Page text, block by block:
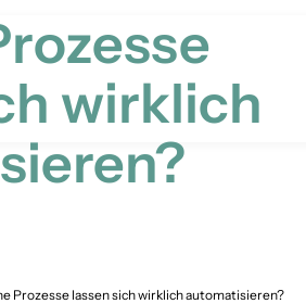
wirklich
Prozesse lassen sich wirklich automatisieren?